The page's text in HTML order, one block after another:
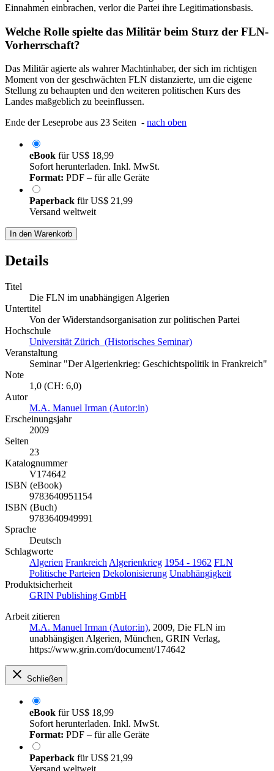
Einnahmen einbrachen, verlor die Partei ihre Legitimationsbasis.
Welche Rolle spielte das Militär beim Sturz der FLN-
Vorherrschaft?
Das Militär agierte als wahrer Machtinhaber, der sich im richtigen
Moment von der geschwächten FLN distanzierte, um die eigene
Stellung zu behaupten und den weiteren politischen Kurs des
Landes maßgeblich zu beeinflussen.
Ende der Leseprobe aus 23 Seiten - nach oben
eBook fürUS$ 18,99
Sofort herunterladen. Inkl. MwSt.
Format: PDF – für alle Geräte
Paperback fürUS$ 21,99
Versand weltweit
In den Warenkorb
Details
Titel
Die FLN im unabhängigen Algerien
Untertitel
Von der Widerstandsorganisation zur politischen Partei
Hochschule
Universität Zürich (Historisches Seminar)
Veranstaltung
Seminar "Der Algerienkrieg: Geschichtspolitik in Frankreich"
Note
1,0 (CH: 6,0)
Autor
M.A. Manuel Irman (Autor:in)
Erscheinungsjahr
2009
Seiten
23
Katalognummer
V174642
ISBN (eBook)
9783640951154
ISBN (Buch)
9783640949991
Sprache
Deutsch
Schlagworte
Algerien Frankreich Algerienkrieg 1954 - 1962 FLN
Politische Parteien Dekolonisierung Unabhängigkeit
Produktsicherheit
GRIN Publishing GmbH
Arbeit zitieren
M.A. Manuel Irman (Autor:in), 2009, Die FLN im
unabhängigen Algerien, München, GRIN Verlag,
https://www.grin.com/document/174642
Schließen
eBook fürUS$ 18,99
Sofort herunterladen. Inkl. MwSt.
Format: PDF – für alle Geräte
Paperback fürUS$ 21,99
Versand weltweit